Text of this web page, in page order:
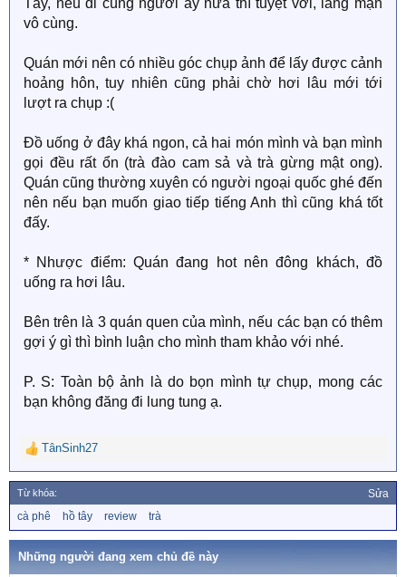
Tây, nếu đi cùng người ấy nữa thì tuyệt vời, lãng mạn
vô cùng.
Quán mới nên có nhiều góc chụp ảnh để lấy được cảnh
hoảng hôn, tuy nhiên cũng phải chờ hơi lâu mới tới
lượt ra chụp :(
Đồ uống ở đây khá ngon, cả hai món mình và bạn mình
gọi đều rất ổn (trà đào cam sả và trà gừng mật ong).
Quán cũng thường xuyên có người ngoại quốc ghé đến
nên nếu bạn muốn giao tiếp tiếng Anh thì cũng khá tốt
đấy.
* Nhược điểm: Quán đang hot nên đông khách, đồ
uống ra hơi lâu.
Bên trên là 3 quán quen của mình, nếu các bạn có thêm
gợi ý gì thì bình luận cho mình tham khảo với nhé.
P. S: Toàn bộ ảnh là do bọn mình tự chụp, mong các
bạn không đăng đi lung tung ạ.
R
e
a
c
t
o
TânSinh27
Từ khóa: Sửa
ừ
k
cà phê hồ tây review trà
Những người đang xem chủ đề này